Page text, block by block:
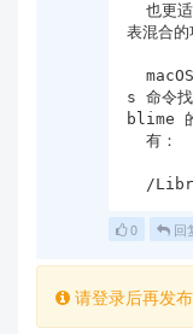
  也更适合多文件、参考文献、交叉引用、词汇
表混合的
  macOS 上最容易踩的坑是 makeglossarie
s 命令找
blime
  有：
/
0 回
请登录后再发布